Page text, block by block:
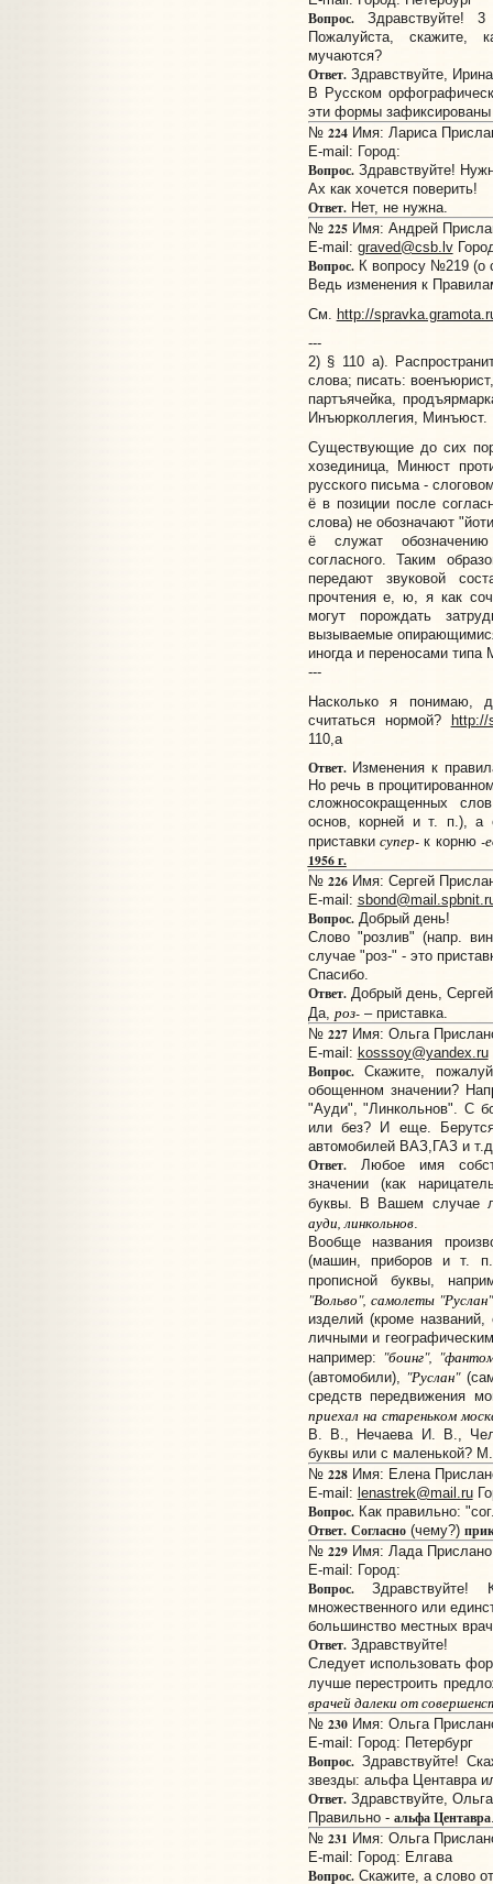
Вопрос.Здравствуйте! 3
Пожалуйста, скажите,
мучаются?
Ответ.Здравствуйте,
В Русском
эти формы зафиксированы
№ 224Имя: Лариса
E-mail: Город:
Вопрос.Здравствуйте!
Ах как хочется поверить!
Ответ.Нет, не нужна.
№ 225Имя: Андрей
E-mail: graved@csb.lv
Вопрос.К вопросу №219 (о
Ведь изменения к
См.
http://
---
2) § 110 а).
слова; писать:
партъячейка,
Инъюрколлегия, Минъюст.
Существующие до сих
хозединица, Минюст
русского письма -
ё в позиции после
слова) не обозначают
ё служат обозначению
согласного. Таким
передают звуковой
прочтения е, ю, я как
могут порождать
вызываемые
иногда и переносами типа
---
Насколько я понимаю,
считаться нормой? http://
110,a
Ответ.Изменения к
Но речь в
сложносокращенных
основ, корней и т. п.),
приcтавки супер-к корню-
1956 г.
№ 226Имя: Сергей
E-mail:
Вопрос.Добрый день!
Слово "розлив" (напр.
случае "роз-" - это
Спасибо.
Ответ.Добрый день,
Да, роз-– приставка.
№ 227Имя: Ольга
E-mail: kosssoy@yandex.ru
Вопрос.Скажите,
обощенном значении?
"Ауди", "Линкольнов". С
или без? И еще.
автомобилей ВАЗ,ГАЗ и
Ответ.Любое имя
значении (как
буквы. В Вашем случае
ауди, линкольнов.
Вообще названия
(машин, приборов и т.
прописной буквы,
"Вольво", самолеты
изделий (кроме
личными и
например: "боинг",
(автомобили), "Руслан"
средств передвижения
приехал на стареньком
В. В., Нечаева И. В.,
буквы или с маленькой?
№ 228Имя: Елена
E-mail: lenastrek@mail.ru
Вопрос.Как правильно:
Ответ. Согласно(чему?)
№ 229Имя: Лада
E-mail: Город:
Вопрос.Здравствуйте!
множественного или
большинство местных
Ответ.Здравствуйте!
Следует использовать
лучше перестроить
врачей далеки от
№ 230Имя: Ольга
E-mail: Город: Петербург
Вопрос.Здравствуйте!
звезды: альфа Центавра
Ответ.Здравствуйте,
Правильно - альфа Центавра
№ 231 Имя: Ольга
E-mail: Город: Елгава
Вопрос.Скажите, а слово